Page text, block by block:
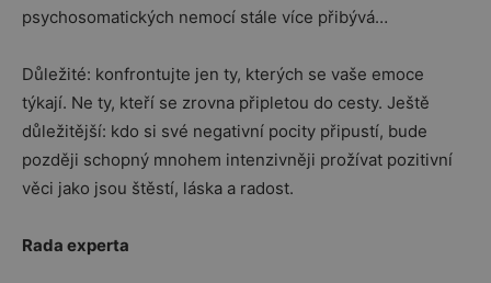
psychosomatických nemocí stále více přibývá…
Důležité: konfrontujte jen ty, kterých se vaše emoce
týkají. Ne ty, kteří se zrovna připletou do cesty. Ještě
důležitější: kdo si své negativní pocity připustí, bude
později schopný mnohem intenzivněji prožívat pozitivní
věci jako jsou štěstí, láska a radost.
Rada experta